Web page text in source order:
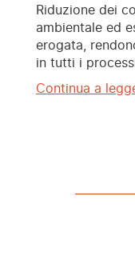
Riduzione dei
ambientale ed
erogata,
in tutti i
Continua a